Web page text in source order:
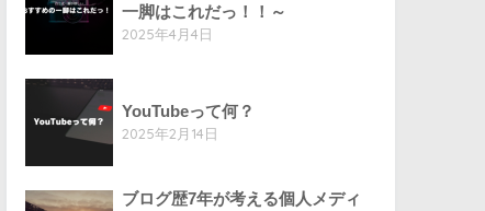
一脚はこれだっ！！～
2025年4月4日
YouTubeって何？
2025年2月14日
ブログ歴7年が考える個人メディ